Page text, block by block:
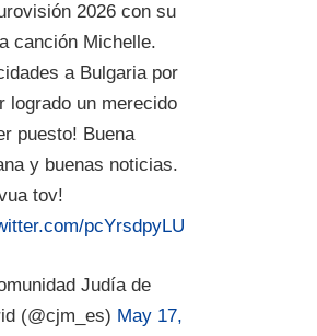
2026 con su
canción Michelle.
a Bulgaria por
logrado un merecido
puesto! Buena
y buenas noticias.
tov!
pcYrsdpyLU
Judía de
(@cjm_es) May 17,